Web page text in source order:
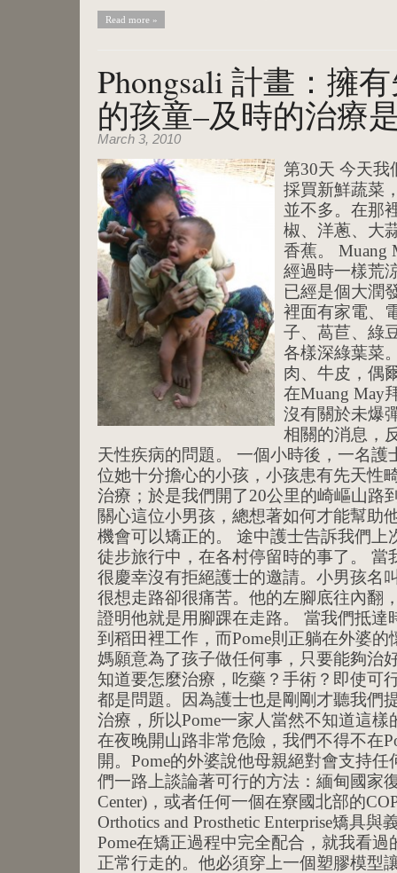
Read more »
Phongsali 計畫：擁
的孩童–及時的治療
March 3, 2010
第30天 今天我
採買新鮮蔬菜
並不多。在那
椒、洋蔥、大
香蕉。 Muang
經過時一樣荒
已經是個大潤
裡面有家電、
子、萵苣、綠
各樣深綠葉菜
肉、牛皮，偶
在Muang May
沒有關於未爆
相關的消息，
天性疾病的問題。 一個小時後，一名護
位她十分擔心的小孩，小孩患有先天性
治療；於是我們開了20公里的崎嶇山路
關心這位小男孩，總想著如何才能幫助
機會可以矯正的。 途中護士告訴我們上
徒步旅行中，在各村停留時的事了。 當
很慶幸沒有拒絕護士的邀請。小男孩名
很想走路卻很痛苦。他的左腳底往內翻
證明他就是用腳踝在走路。 當我們抵達
到稻田裡工作，而Pome則正躺在外婆的
媽願意為了孩子做任何事，只要能夠治
知道要怎麼治療，吃藥？手術？即使可
都是問題。因為護士也是剛剛才聽我們
治療，所以Pome一家人當然不知道這
在夜晚開山路非常危險，我們不得不在
開。Pome的外婆說他母親絕對會支持任
們一路上談論著可行的方法：緬甸國家
Center)，或者任何一個在寮國北部的
Orthotics and Prosthetic Enterprise矯具
Pome在矯正過程中完全配合，就我看
正常行走的。他必須穿上一個塑膠模型